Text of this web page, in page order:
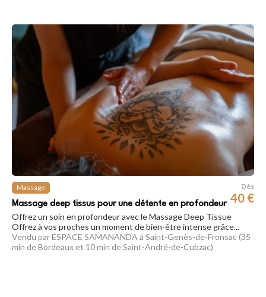
Massage
Massage deep tissus pour une détente en profondeur
Dès
40 €
Offrez un soin en profondeur avec le Massage Deep Tissue
Offrez à vos proches un moment de bien-être intense grâce...
Vendu par ESPACE SAMANANDA à Saint-Genès-de-Fronsac (35
min de Bordeaux et 10 min de Saint-André-de-Cubzac)